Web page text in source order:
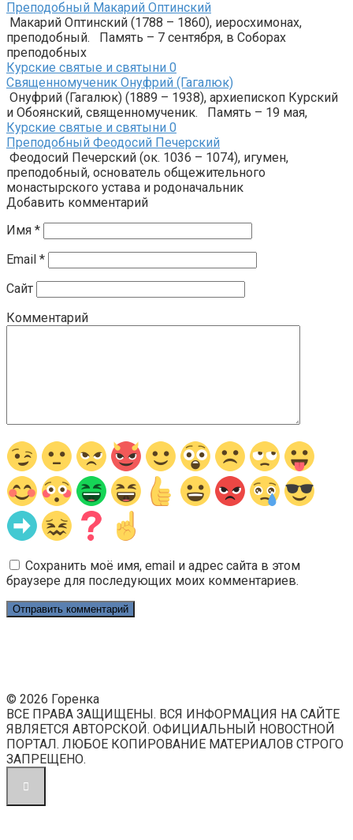
Преподобный Макарий Оптинский
Макарий Оптинский (1788 – 1860), иеросхимонах,
преподобный. Память – 7 сентября, в Соборах
преподобных
Курские святые и святыни 0
Священномученик Онуфрий (Гагалюк)
Онуфрий (Гагалюк) (1889 – 1938), архиепископ Курский
и Обоянский, священномученик. Память – 19 мая,
Курские святые и святыни 0
Преподобный Феодосий Печерский
Феодосий Печерский (ок. 1036 – 1074), игумен,
преподобный, основатель общежительного
монастырского устава и родоначальник
Добавить комментарий
Имя *
Email *
Сайт
Комментарий
Сохранить моё имя, email и адрес сайта в этом
браузере для последующих моих комментариев.
© 2026 Горенка
ВСЕ ПРАВА ЗАЩИЩЕНЫ. ВСЯ ИНФОРМАЦИЯ НА САЙТЕ
ЯВЛЯЕТСЯ АВТОРСКОЙ. ОФИЦИАЛЬНЫЙ НОВОСТНОЙ
ПОРТАЛ. ЛЮБОЕ КОПИРОВАНИЕ МАТЕРИАЛОВ СТРОГО
ЗАПРЕЩЕНО.